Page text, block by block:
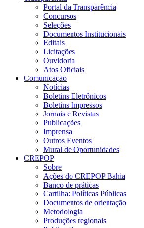
Portal da Transparência
Concursos
Seleções
Documentos Institucionais
Editais
Licitações
Ouvidoria
Atos Oficiais
Comunicação
Notícias
Boletins Eletrônicos
Boletins Impressos
Jornais e Revistas
Publicações
Imprensa
Outros Eventos
Mural de Oportunidades
CREPOP
Sobre
Ações do CREPOP Bahia
Banco de práticas
Cartilha: Políticas Públicas
Documentos de orientação
Metodologia
Produções regionais